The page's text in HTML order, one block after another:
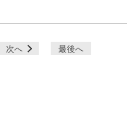
次へ 最後へ